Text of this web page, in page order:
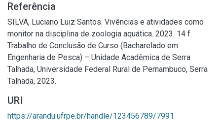
Referência
SILVA, Luciano Luiz Santos. Vivências e atividades como
monitor na disciplina de zoologia aquática. 2023. 14 f.
Trabalho de Conclusão de Curso (Bacharelado em
Engenharia de Pesca) – Unidade Acadêmica de Serra
Talhada, Universidade Federal Rural de Pernambuco, Serra
Talhada, 2023.
URI
https://arandu.ufrpe.br/handle/123456789/7991